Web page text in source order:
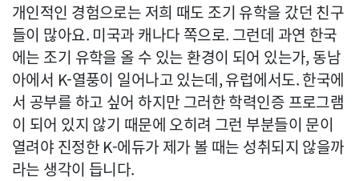
개인적인 경험으로는 저희 때도 조기 유학을 갔던 친구
들이 많아요. 미국과 캐나다 쪽으로. 그런데 과연 한국
에는 조기 유학을 올 수 있는 환경이 되어 있는가, 동남
아에서 K-열풍이 일어나고 있는데, 유럽에서도. 한국에
서 공부를 하고 싶어 하지만 그러한 학력인증 프로그램
이 되어 있지 않기 때문에 오히려 그런 부분들이 문이
열려야 진정한 K-에듀가 제가 볼 때는 성취되지 않을까
라는 생각이 듭니다.